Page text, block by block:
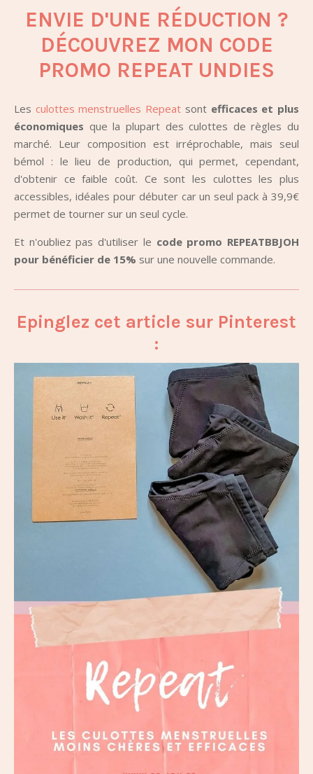
ENVIE D'UNE RÉDUCTION ?
DÉCOUVREZ MON CODE
PROMO REPEAT UNDIES
Les culottes menstruelles Repeat sont efficaces et plus
économiques que la plupart des culottes de règles du
marché. Leur composition est irréprochable, mais seul
bémol : le lieu de production, qui permet, cependant,
d'obtenir ce faible coût. Ce sont les culottes les plus
accessibles, idéales pour débuter car un seul pack à 39,9€
permet de tourner sur un seul cycle.
Et n'oubliez pas d'utiliser le code promo REPEATBBJOH
pour bénéficier de 15% sur une nouvelle commande.
Epinglez cet article sur Pinterest
: